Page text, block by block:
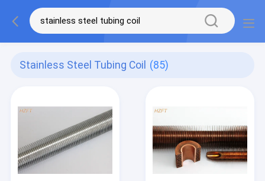
Stainless Steel Tubing Coil (85)